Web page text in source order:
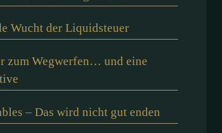
Wucht der Liquidsteuer
zum Wegwerfen… und eine
– Das wird nicht gut enden